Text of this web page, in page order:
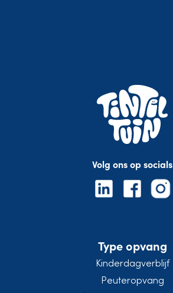
Volg ons op socials
Type opvang
Kinderdagverblijf
Peuteropvang